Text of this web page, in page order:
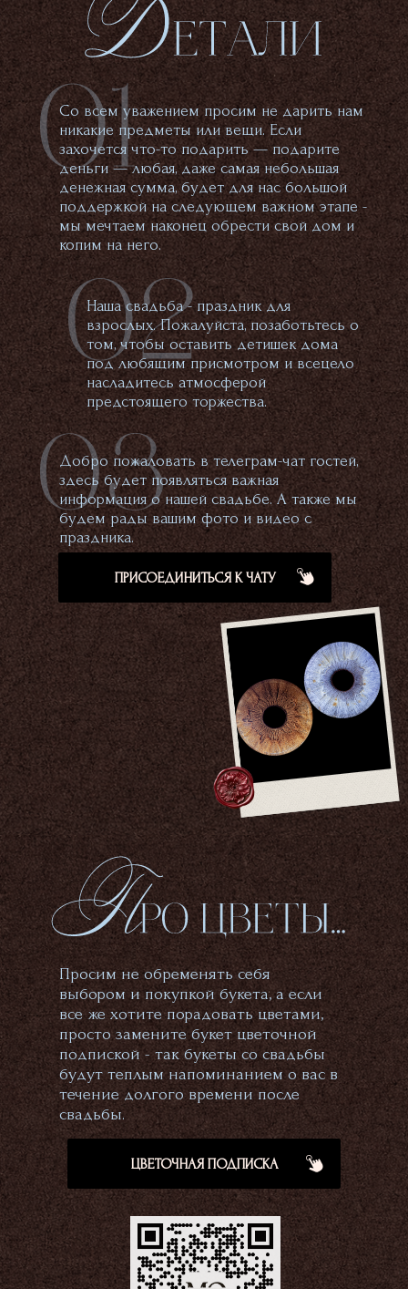
Наша свадьба - праздник для
взрослых. Пожалуйста, позаботьтесь о
том, чтобы оставить детишек дома
под любящим присмотром и всецело
насладитесь атмосферой
предстоящего торжества.
ПРИСОЕДИНИТЬСЯ К ЧАТУ
Со всем уважением просим не дарить нам
никакие предметы или вещи. Если
захочется что-то подарить — подарите
деньги — любая, даже самая небольшая
денежная сумма, будет для нас большой
поддержкой на следующем важном этапе -
мы мечтаем наконец обрести свой дом и
копим на него.
Добро пожаловать в телеграм-чат гостей,
здесь будет появляться важная
информация о нашей свадьбе. А также мы
будем рады вашим фото и видео с
праздника.
Просим не обременять себя
выбором и покупкой букета, а если
все же хотите порадовать цветами,
просто замените букет цветочной
подпиской - так букеты со свадьбы
будут теплым напоминанием о вас в
течение долгого времени после
свадьбы.
ЦВЕТОЧНАЯ ПОДПИСКА